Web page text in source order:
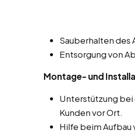
Sauberhalten des
Entsorgung von
Montage- und
Unterstützung bei
Kunden vor Ort.
Hilfe beim Aufbau